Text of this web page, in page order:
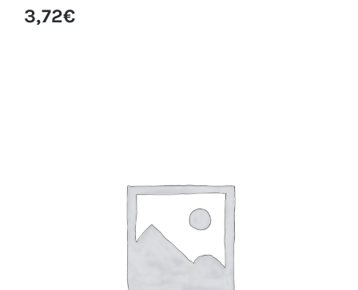
3,72€
LIMA PEDICURA MINI AZUL